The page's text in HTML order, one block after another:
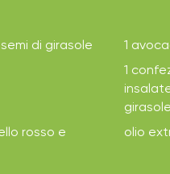
di girasole
1
1
rosso e
olio